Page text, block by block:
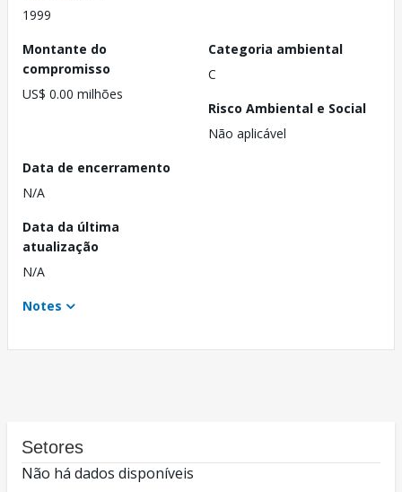
1999
Montante do
compromisso
US$ 0.00 milhões
Categoria ambiental
C
Risco Ambiental e Social
Não aplicável
Data de encerramento
N/A
Data da última
atualização
N/A
Notes
Setores
Não há dados disponíveis